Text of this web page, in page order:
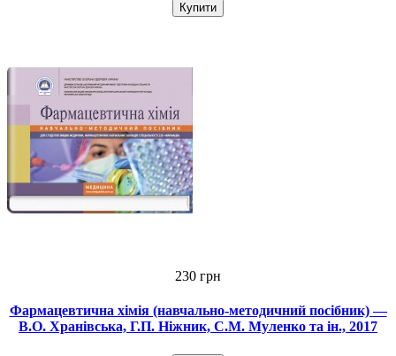
Купити
230 грн
Фармацевтична хімія (навчально-методичний посібник) —
В.О. Хранівська, Г.П. Ніжник, С.М. Муленко та ін., 2017